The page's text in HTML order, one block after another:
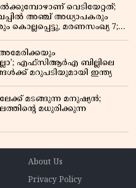
വെടിയേറ്റത്;
അഞ്ച് അധ്യാപകരും
കൊല്ലപ്പെട്ടു, മരണസംഖ്യ 7;
എഫ്സിആർഎ ബില്ലിലെ
മറുപടിയുമായി ഇന്ത്യ
മടങ്ങുന്ന മനുഷ്യൻ;
മധുരിക്കുന്ന
About Us
Privacy Policy